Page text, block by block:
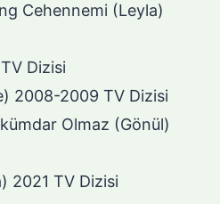
Cehennemi (Leyla)
Dizisi
2008-2009 TV Dizisi
Olmaz (Gönül)
2021 TV Dizisi